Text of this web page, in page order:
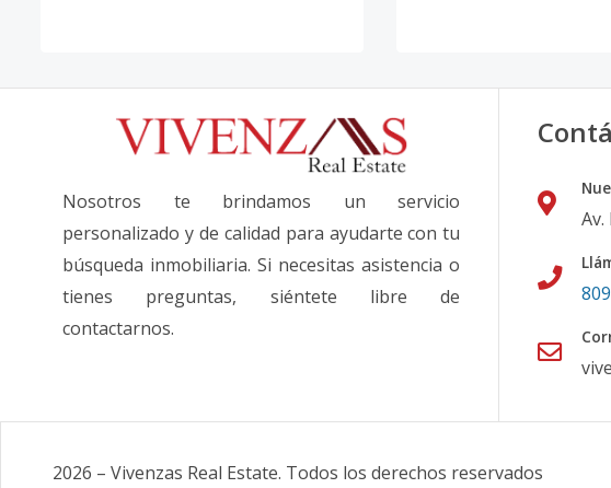
Nosotros te brindamos un servicio
personalizado y de calidad para ayudarte con tu
búsqueda inmobiliaria. Si necesitas asistencia o
tienes preguntas, siéntete libre de
contactarnos.
2026 – Vivenzas Real Estate. Todos los derechos reservados